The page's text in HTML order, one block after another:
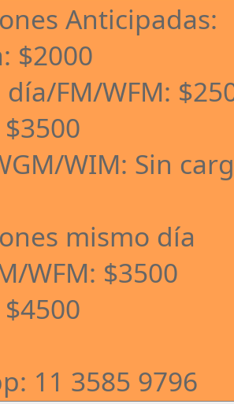
Anticipadas:
$2000
día/FM/WFM:
WIM: Sin
mismo día
WFM: $3500
11 3585 9796